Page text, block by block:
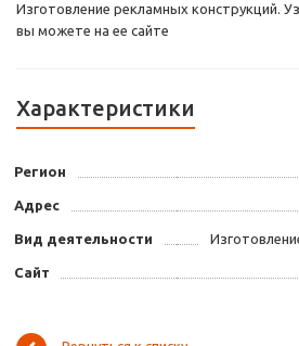
Изготовление рекламных конструкций.
вы можете на ее сайте
Характеристики
Регион
Адрес
Вид деятельности
Сайт